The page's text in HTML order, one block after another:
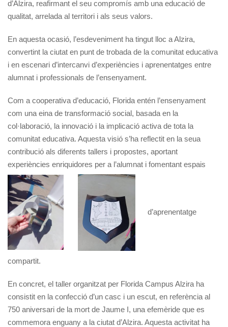
d’Alzira, reafirmant el seu compromís amb una educació de
qualitat, arrelada al territori i als seus valors.
En aquesta ocasió, l’esdeveniment ha tingut lloc a Alzira,
convertint la ciutat en punt de trobada de la comunitat educativa
i en escenari d’intercanvi d’experiències i aprenentatges entre
alumnat i professionals de l’ensenyament.
Com a cooperativa d’educació, Florida entén l’ensenyament
com una eina de transformació social, basada en la
col·laboració, la innovació i la implicació activa de tota la
comunitat educativa. Aquesta visió s’ha reflectit en la seua
contribució als diferents tallers i propostes, aportant
experiències enriquidores per a l’alumnat i fomentant espais
d’aprenentatge
compartit.
En concret, el taller organitzat per Florida Campus Alzira ha
consistit en la confecció d’un casc i un escut, en referència al
750 aniversari de la mort de Jaume I, una efemèride que es
commemora enguany a la ciutat d’Alzira. Aquesta activitat ha